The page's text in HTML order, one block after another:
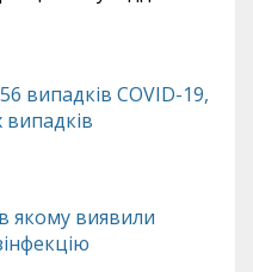
випадків COVID-19,
якому виявили